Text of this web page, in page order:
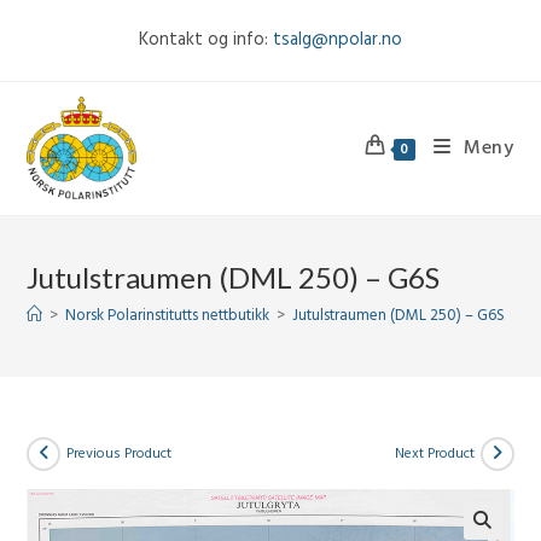
Kontakt og info: tsalg@npolar.no
0 Meny
Jutulstraumen (DML 250) – G6S
> Norsk Polarinstitutts nettbutikk > Jutulstraumen (DML 250) – G6S
Previous Product Next Product